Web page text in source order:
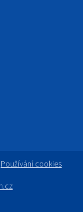
Používání cookies